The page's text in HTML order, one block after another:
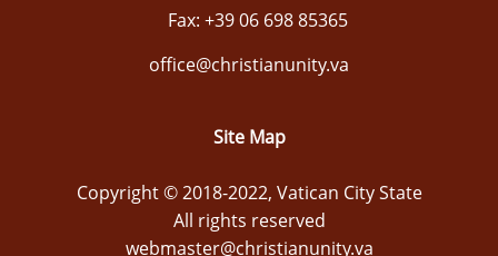
Fax: +39 06 698 85365
office@christianunity.va
Site Map
Copyright © 2018-2022, Vatican City State
All rights reserved
webmaster@christianunity.va